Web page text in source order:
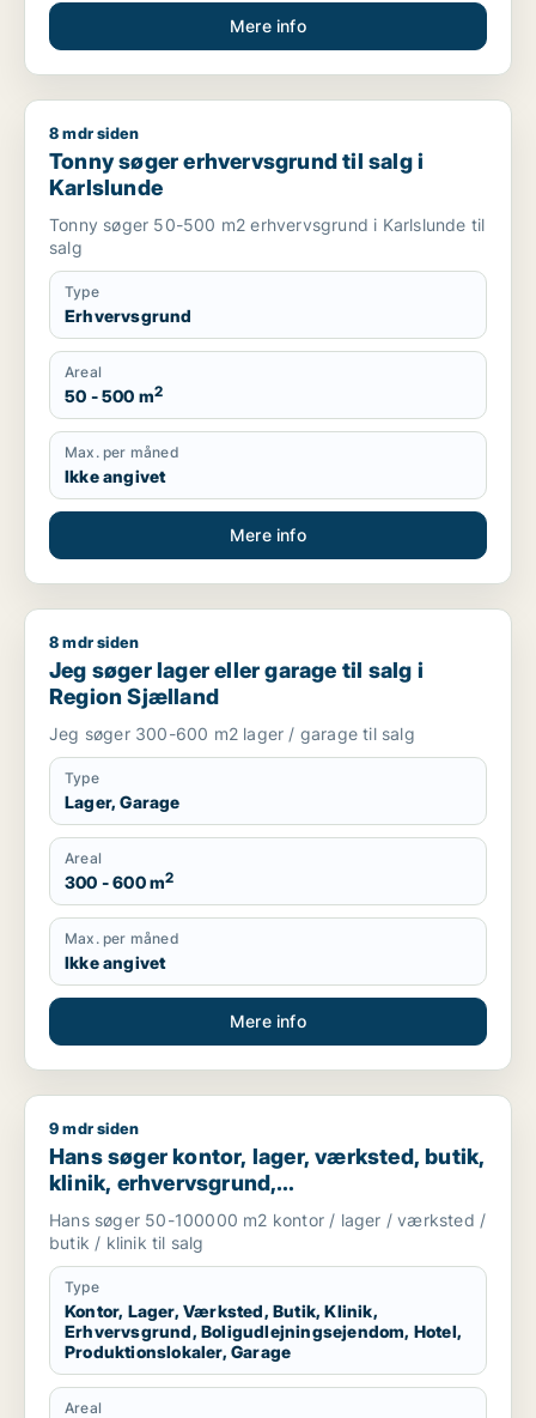
Mere info
Tonny søger erhvervsgrund til salg i Karlslunde
8 mdr siden
Tonny søger erhvervsgrund til salg i
Karlslunde
Tonny søger 50-500 m2 erhvervsgrund i Karlslunde til
salg
Type
Erhvervsgrund
Areal
50 - 500 m2
Max. per måned
Ikke angivet
Mere info
Jeg søger lager eller garage til salg i Region Sjælland
8 mdr siden
Jeg søger lager eller garage til salg i
Region Sjælland
Jeg søger 300-600 m2 lager / garage til salg
Type
Lager, Garage
Areal
300 - 600 m2
Max. per måned
Ikke angivet
Mere info
Hans søger kontor, lager, værksted, butik, klinik,
9 mdr siden
Hans søger kontor, lager, værksted, butik,
klinik, erhvervsgrund,
boligudlejningsejendom, hotel,
produktionslokaler eller garage til salg i
Region Sjælland
Hans søger 50-100000 m2 kontor / lager / værksted /
butik / klinik til salg
Type
Kontor, Lager, Værksted, Butik, Klinik,
Erhvervsgrund, Boligudlejningsejendom, Hotel,
Produktionslokaler, Garage
Areal